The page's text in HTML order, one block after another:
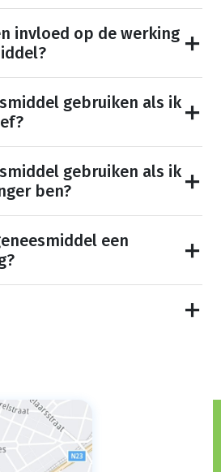
invloed op de werking
gebruiken als ik
gebruiken als ik
ben?
een